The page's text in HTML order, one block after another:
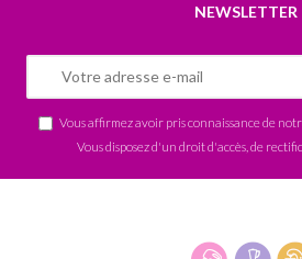
NEWSLETTER
Vous affirmez avoir pris connaissance de
Vous disposez d'un droit d'accès, de